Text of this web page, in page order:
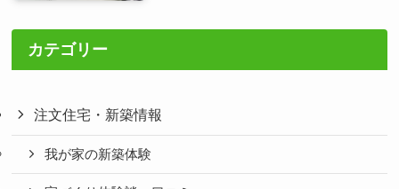
カテゴリー
注文住宅・新築情報
我が家の新築体験